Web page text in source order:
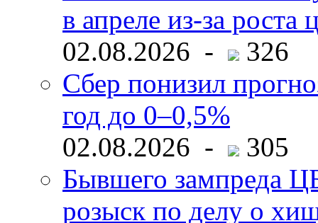
в апреле из-за роста
02.08.2026 -
326
Сбер понизил
год до 0–0,5%
02.08.2026 -
305
Бывшего зампреда
розыск по делу о